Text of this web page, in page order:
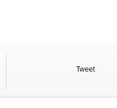
Tweet